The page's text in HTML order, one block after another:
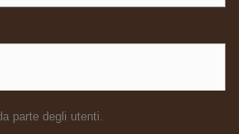
parte degli utenti.